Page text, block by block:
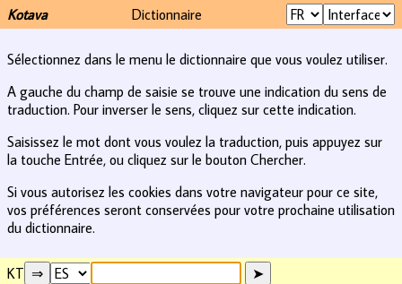
Kotava Dictionnaire
Sélectionnez dans le menu le dictionnaire que vous voulez utiliser.
A gauche du champ de saisie se trouve une indication du sens de
traduction. Pour inverser le sens, cliquez sur cette indication.
Saisissez le mot dont vous voulez la traduction, puis appuyez sur
la touche Entrée, ou cliquez sur le bouton Chercher.
Si vous autorisez les cookies dans votre navigateur pour ce site,
vos préférences seront conservées pour votre prochaine utilisation
du dictionnaire.
KT